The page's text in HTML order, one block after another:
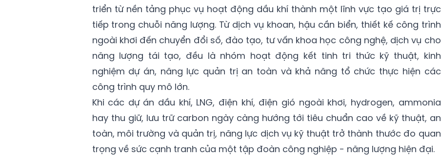
triển từ nền tảng phục vụ hoạt động dầu khí thành một lĩnh vực tạo giá trị trực
tiếp trong chuỗi năng lượng. Từ dịch vụ khoan, hậu cần biển, thiết kế công trình
ngoài khơi đến chuyển đổi số, đào tạo, tư vấn khoa học công nghệ, dịch vụ cho
năng lượng tái tạo, đều là nhóm hoạt động kết tinh tri thức kỹ thuật, kinh
nghiệm dự án, năng lực quản trị an toàn và khả năng tổ chức thực hiện các
công trình quy mô lớn.
Khi các dự án dầu khí, LNG, điện khí, điện gió ngoài khơi, hydrogen, ammonia
hay thu giữ, lưu trữ carbon ngày càng hướng tới tiêu chuẩn cao về kỹ thuật, an
toàn, môi trường và quản trị, năng lực dịch vụ kỹ thuật trở thành thước đo quan
trọng về sức cạnh tranh của một tập đoàn công nghiệp - năng lượng hiện đại.